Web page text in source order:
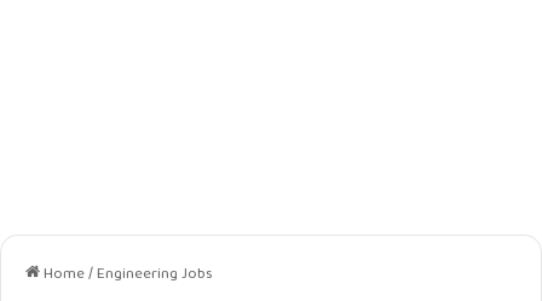
Home/Engineering Jobs